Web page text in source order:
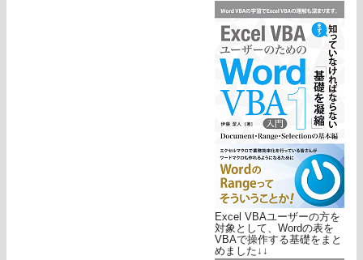
Excel VBAユーザーの方を
対象として、Wordの表を
VBAで操作する基礎をまと
めました↓↓